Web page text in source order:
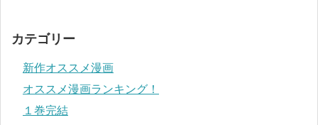
カテゴリー
新作オススメ漫画
オススメ漫画ランキング！
１巻完結